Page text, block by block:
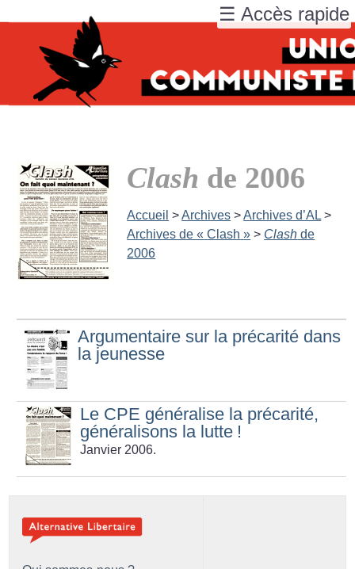
Clash de 2006
Accueil >Archives >Archives d’AL >
Archives de « Clash » > Clash de
2006
Argumentaire sur la précarité dans
la jeunesse
Le CPE généralise la précarité,
généralisons la lutte !
Janvier 2006.
☰ Accès rapide